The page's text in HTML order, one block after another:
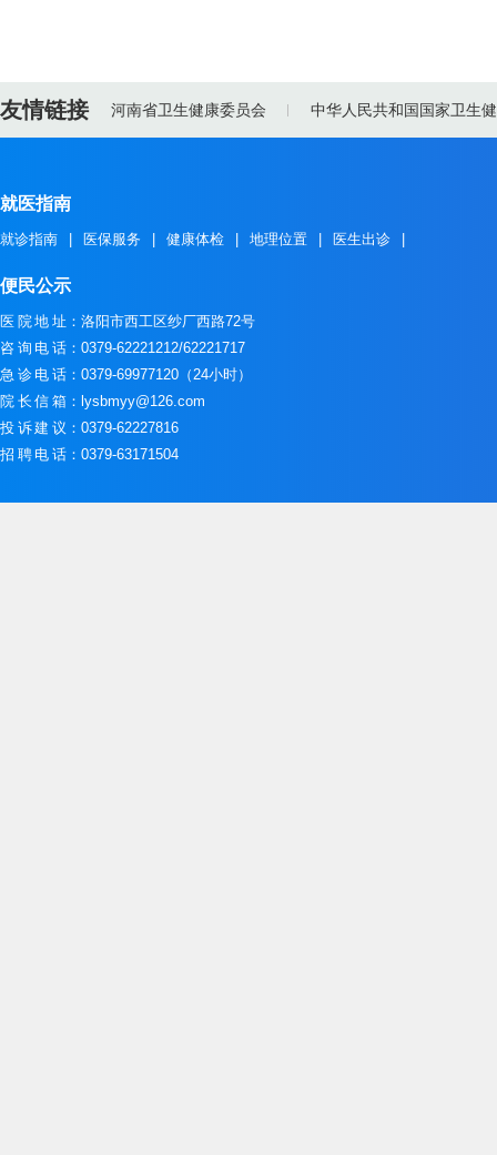
友情链接 河南省卫生健康委员会 中华人民共和国国家卫生
就医指南
就诊指南 医保服务 健康体检 地理位置 医生出诊
便民公示
医院地址 ：洛阳市西工区纱厂西路72号
咨询电话 ：0379-62221212/62221717
急诊电话 ：0379-69977120（24小时）
院长信箱 ：lysbmyy@126.com
投诉建议 ：0379-62227816
招聘电话 ：0379-63171504